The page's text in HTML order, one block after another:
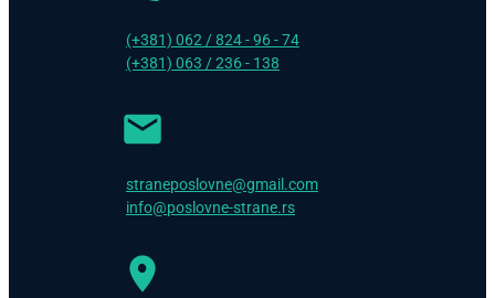
(+381) 062 / 824 - 96 - 74
(+381) 063 / 236 - 138
straneposlovne@gmail.com
info@poslovne-strane.rs